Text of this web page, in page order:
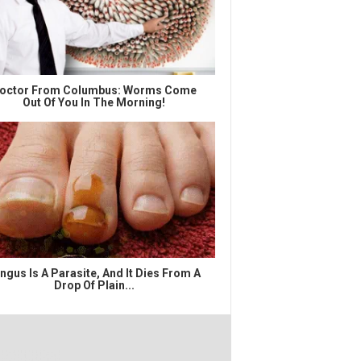
From Columbus: Worms Come
Out Of You In The Morning!
Is A Parasite, And It Dies From A
Drop Of Plain...